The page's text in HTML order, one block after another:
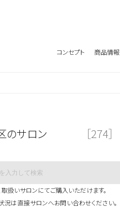
コンセプト 商品情報
のサロン ［274］
取扱いサロンにてご購入いただけます。
は直接サロンへお問い合わせください。